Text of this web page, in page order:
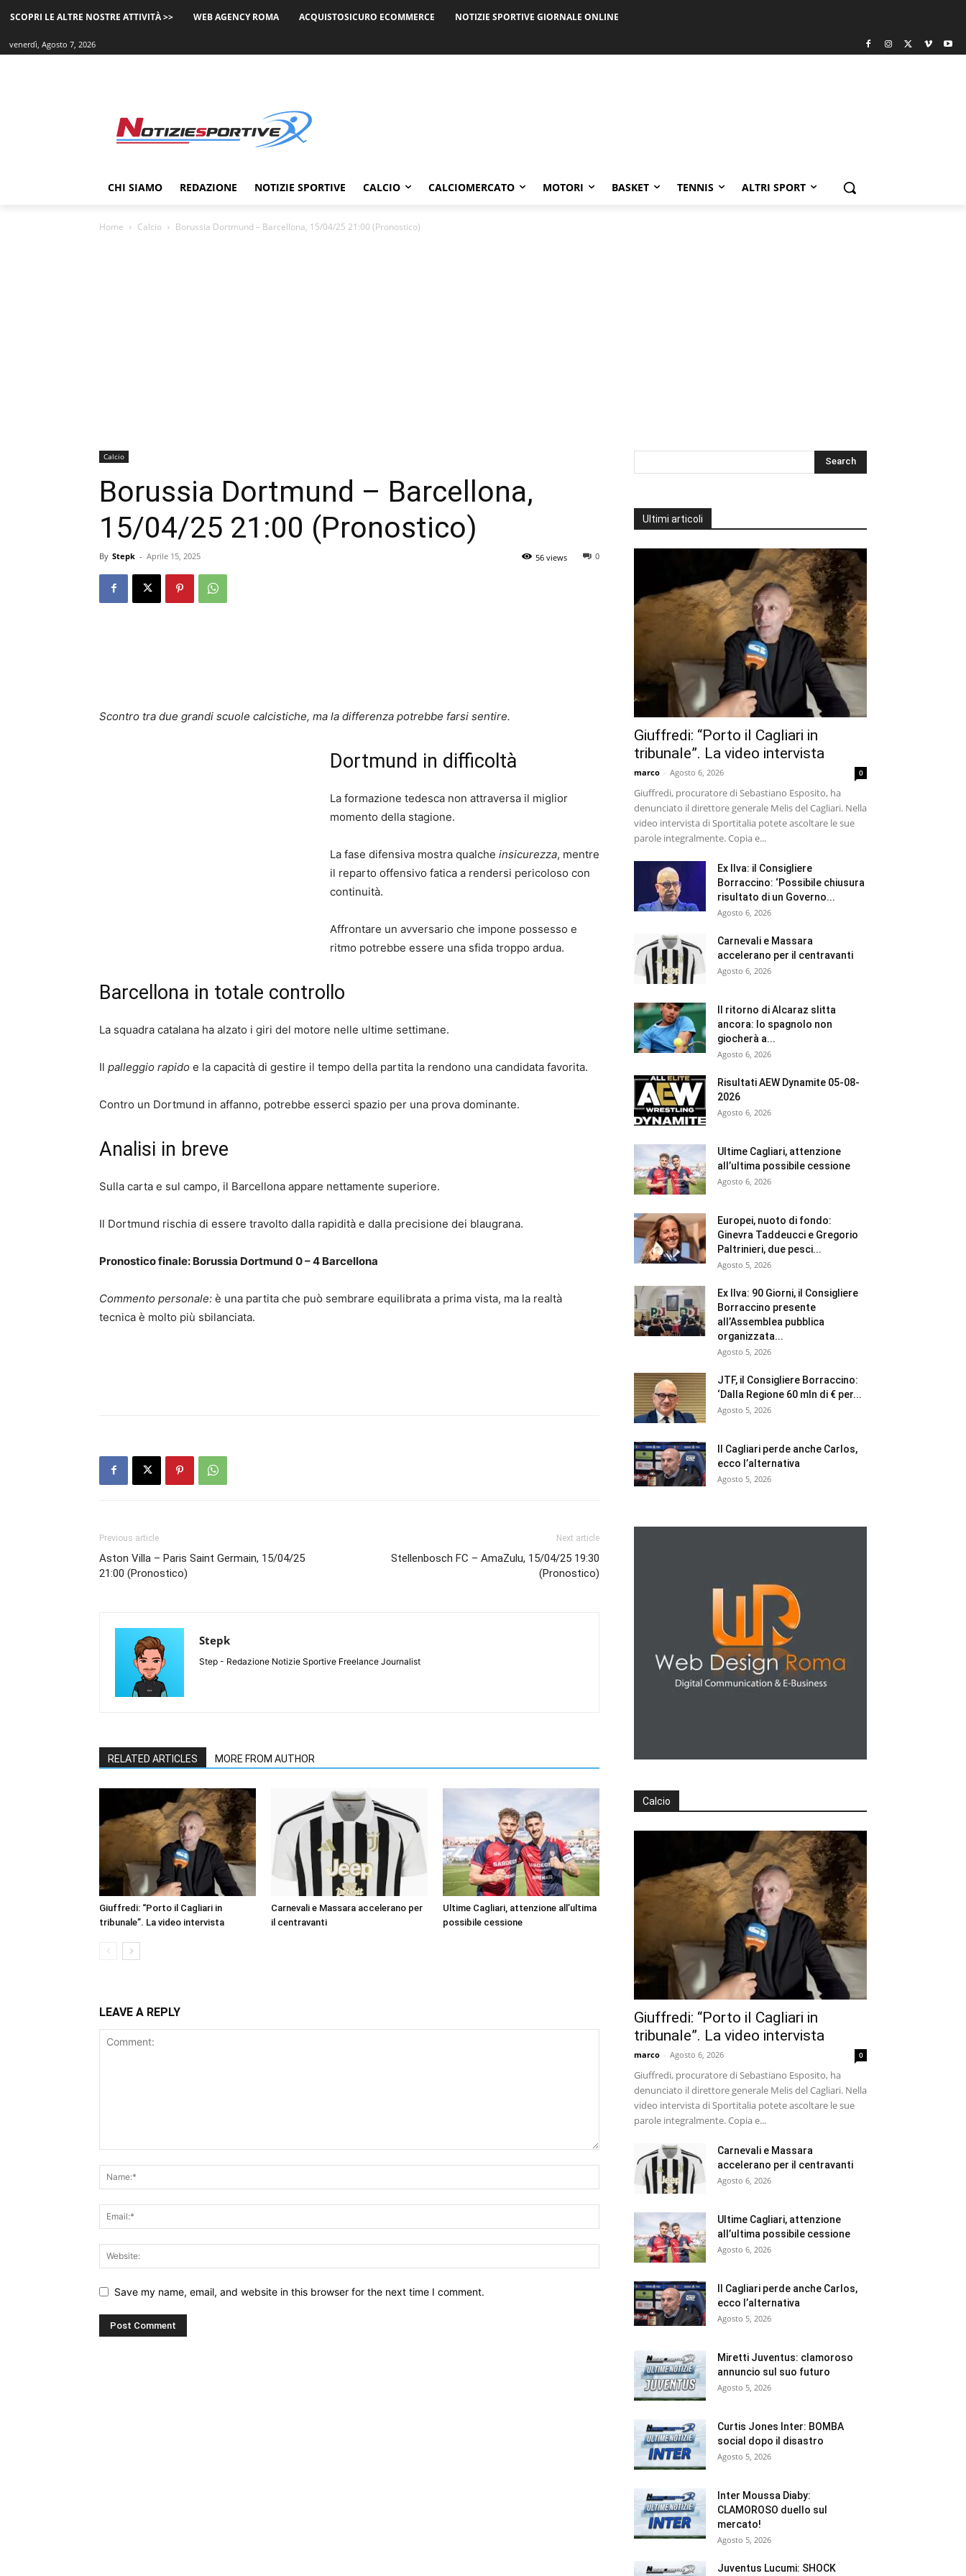
SCOPRI LE ALTRE NOSTRE ATTIVITÀ >> WEB AGENCY ROMA ACQUISTOSICURO ECOMMERCE NOTIZIE SPORTIVE GIORNALE ONLINE
venerdì, Agosto 7, 2026
CHI SIAMO REDAZIONE NOTIZIE SPORTIVE CALCIO CALCIOMERCATO MOTORI BASKET TENNIS ALTRI SPORT
Home Calcio Borussia Dortmund – Barcellona, 15/04/25 21:00 (Pronostico)
Calcio
Borussia Dortmund – Barcellona,
15/04/25 21:00 (Pronostico)
By Stepk - Aprile 15, 2025 0
56 views
Scontro tra due grandi scuole calcistiche, ma la differenza potrebbe farsi sentire.
Dortmund in difficoltà
La formazione tedesca non attraversa il miglior
momento della stagione.
La fase difensiva mostra qualche insicurezza, mentre
il reparto offensivo fatica a rendersi pericoloso con
continuità.
Affrontare un avversario che impone possesso e
ritmo potrebbe essere una sfida troppo ardua.
Barcellona in totale controllo
La squadra catalana ha alzato i giri del motore nelle ultime settimane.
Il palleggio rapido e la capacità di gestire il tempo della partita la rendono una candidata favorita.
Contro un Dortmund in affanno, potrebbe esserci spazio per una prova dominante.
Analisi in breve
Sulla carta e sul campo, il Barcellona appare nettamente superiore.
Il Dortmund rischia di essere travolto dalla rapidità e dalla precisione dei blaugrana.
Pronostico finale: Borussia Dortmund 0 – 4 Barcellona
Commento personale: è una partita che può sembrare equilibrata a prima vista, ma la realtà
tecnica è molto più sbilanciata.
Previous article
Aston Villa – Paris Saint Germain, 15/04/25
21:00 (Pronostico)
Next article
Stellenbosch FC – AmaZulu, 15/04/25 19:30
(Pronostico)
Stepk
Step - Redazione Notizie Sportive Freelance Journalist
RELATED ARTICLES MORE FROM AUTHOR
Giuffredi: “Porto il Cagliari in
tribunale”. La video intervista
Carnevali e Massara accelerano per
il centravanti
Ultime Cagliari, attenzione all’ultima
possibile cessione
LEAVE A REPLY
Save my name, email, and website in this browser for the next time I comment.
Ultimi articoli
Giuffredi: “Porto il Cagliari in
tribunale”. La video intervista
marco - Agosto 6, 2026 0
Giuffredi, procuratore di Sebastiano Esposito, ha
denunciato il direttore generale Melis del Cagliari. Nella
video intervista di Sportitalia potete ascoltare le sue
parole integralmente. Copia e...
Ex Ilva: il Consigliere
Borraccino: ‘Possibile chiusura
risultato di un Governo...
Agosto 6, 2026
Carnevali e Massara
accelerano per il centravanti
Agosto 6, 2026
Il ritorno di Alcaraz slitta
ancora: lo spagnolo non
giocherà a...
Agosto 6, 2026
Risultati AEW Dynamite 05-08-
2026
Agosto 6, 2026
Ultime Cagliari, attenzione
all’ultima possibile cessione
Agosto 6, 2026
Europei, nuoto di fondo:
Ginevra Taddeucci e Gregorio
Paltrinieri, due pesci...
Agosto 5, 2026
Ex Ilva: 90 Giorni, il Consigliere
Borraccino presente
all’Assemblea pubblica
organizzata...
Agosto 5, 2026
JTF, il Consigliere Borraccino:
‘Dalla Regione 60 mln di € per...
Agosto 5, 2026
Il Cagliari perde anche Carlos,
ecco l’alternativa
Agosto 5, 2026
Calcio
Giuffredi: “Porto il Cagliari in
tribunale”. La video intervista
marco - Agosto 6, 2026 0
Giuffredi, procuratore di Sebastiano Esposito, ha
denunciato il direttore generale Melis del Cagliari. Nella
video intervista di Sportitalia potete ascoltare le sue
parole integralmente. Copia e...
Carnevali e Massara
accelerano per il centravanti
Agosto 6, 2026
Ultime Cagliari, attenzione
all’ultima possibile cessione
Agosto 6, 2026
Il Cagliari perde anche Carlos,
ecco l’alternativa
Agosto 5, 2026
Miretti Juventus: clamoroso
annuncio sul suo futuro
Agosto 5, 2026
Curtis Jones Inter: BOMBA
social dopo il disastro
Agosto 5, 2026
Inter Moussa Diaby:
CLAMOROSO duello sul
mercato!
Agosto 5, 2026
Juventus Lucumi: SHOCK